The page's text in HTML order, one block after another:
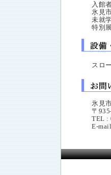
入館
氷見
未就
特別
スロ
氷見
〒
TEL :
E-